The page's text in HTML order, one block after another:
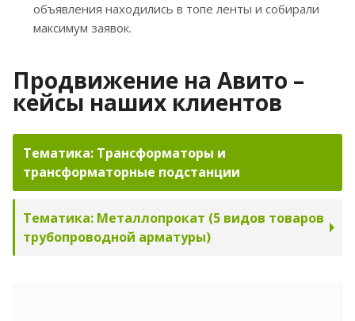
объявления находились в топе ленты и собирали
максимум заявок.
Продвижение на Авито –
кейсы наших клиентов
Тематика: Трансформаторы и
трансформаторные подстанции
Тематика: Металлопрокат (5 видов товаров
трубопроводной арматуры)